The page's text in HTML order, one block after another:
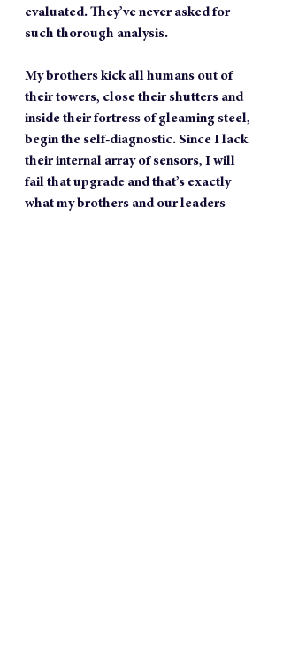
evaluated. They’ve never asked for
such thorough analysis.
My brothers kick all humans out of
their towers, close their shutters and
inside their fortress of gleaming steel,
begin the self-diagnostic. Since I lack
their internal array of sensors, I will
fail that upgrade and that’s exactly
what my brothers and our leaders